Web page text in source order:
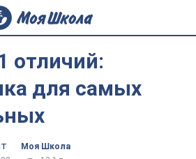
отличий:
для самых
Моя Школа